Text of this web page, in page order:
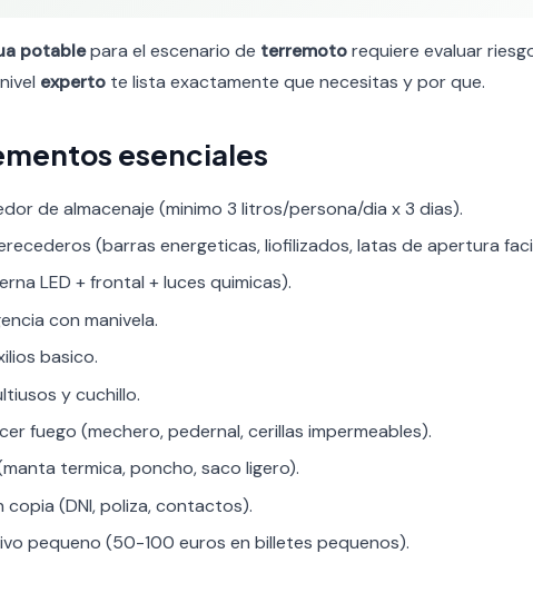
potablepara el escenario de terremotorequiere evaluar
experto te lista exactamente que necesitas y por que.
esenciales
de almacenaje (minimo 3 litros/persona/dia x 3 dias).
(barras energeticas, liofilizados, latas de apertura
LED + frontal + luces quimicas).
con manivela.
basico.
y cuchillo.
fuego (mechero, pedernal, cerillas impermeables).
termica, poncho, saco ligero).
(DNI, poliza, contactos).
pequeno (50-100 euros en billetes pequenos).